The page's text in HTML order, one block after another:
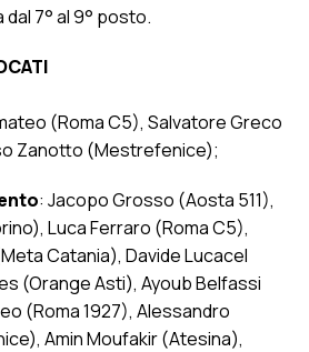
7° al 9° posto.
(Roma C5), Salvatore Greco
Zanotto (Mestrefenice);
: Jacopo Grosso (Aosta 511),
Luca Ferraro (Roma C5),
Catania), Davide Lucacel
(Orange Asti), Ayoub Belfassi
(Roma 1927), Alessandro
Amin Moufakir (Atesina),